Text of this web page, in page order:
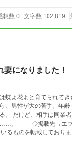
想数 0 文字数 102,819
妻になりました！
蝶よ花よと育てられて
、男性が大の苦手。年
。 だけど、相手は同
……。 ―― ◇掲載先→エブ
るものを転載しておりま